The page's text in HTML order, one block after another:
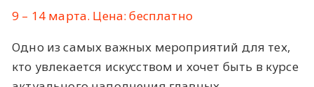
9 – 14 марта. Цена: бесплатно
Одно из самых важных мероприятий для тех,
кто увлекается искусством и хочет быть в курсе